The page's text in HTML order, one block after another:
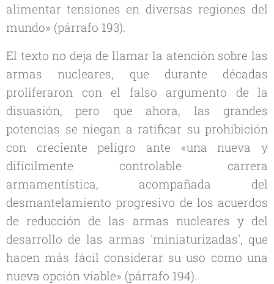
alimentar tensiones en diversas regiones del
mundo» (párrafo 193).
El texto no deja de llamar la atención sobre las
armas nucleares, que durante décadas
proliferaron con el falso argumento de la
disuasión, pero que ahora, las grandes
potencias se niegan a ratificar su prohibición
con creciente peligro ante «una nueva y
difícilmente controlable carrera
armamentística, acompañada del
desmantelamiento progresivo de los acuerdos
de reducción de las armas nucleares y del
desarrollo de las armas 'miniaturizadas', que
hacen más fácil considerar su uso como una
nueva opción viable» (párrafo 194).